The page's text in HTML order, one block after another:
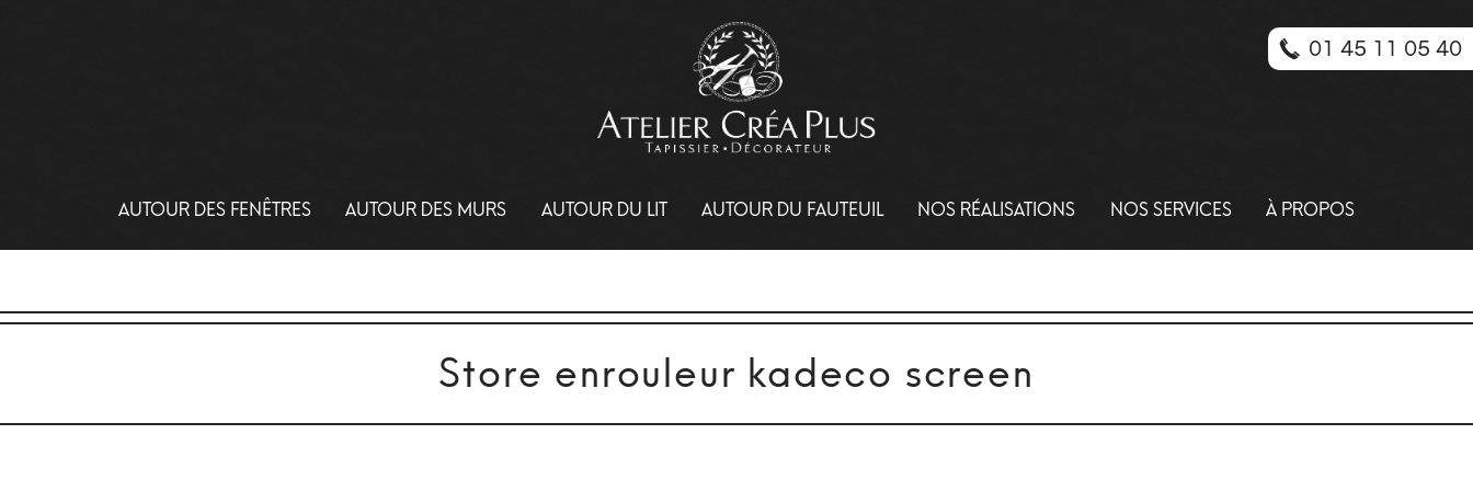
AUTOUR DES FENÊTRES AUTOUR DES MURS AUTOUR DU LIT AUTOUR DU FAUTEUIL NOS RÉALISATIONS NOS SERVICES À PROPOS
Store enrouleur kadeco screen
01 45 11 05 40